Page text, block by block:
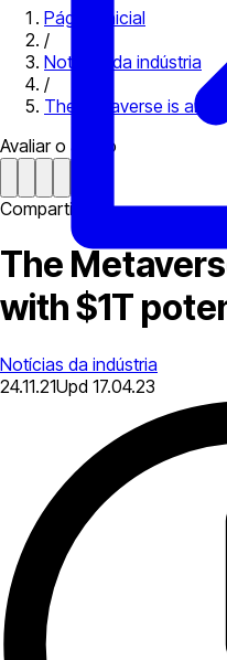
Página inicial
/
Notícias da indústria
/
The Metaverse is an
Avaliar o artigo
Compartilhar
The
with $1T
Notícias da indústria
24.11.21Upd 17.04.23